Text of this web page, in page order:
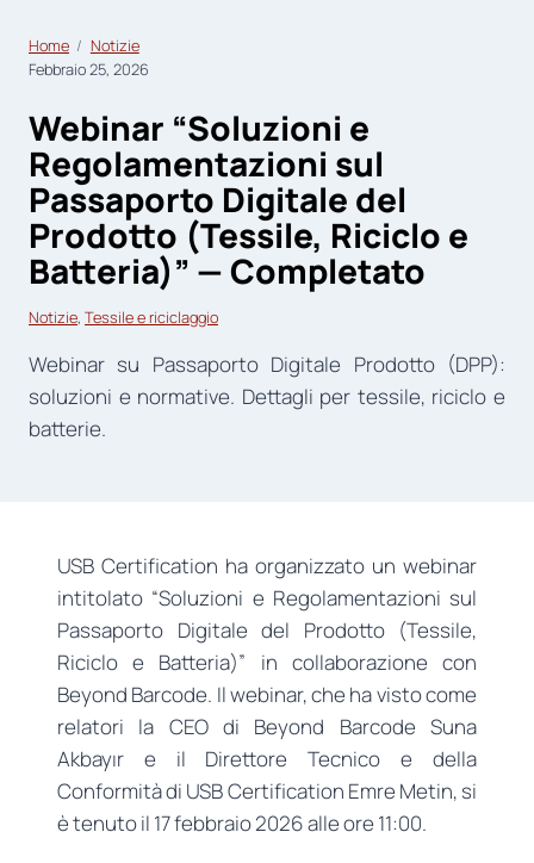
Home
Notizie
Febbraio 25, 2026
Webinar “Soluzioni e
Regolamentazioni sul
Passaporto Digitale del
Prodotto (Tessile, Riciclo e
Batteria)” — Completato
Notizie, Tessile e riciclaggio
Webinar su Passaporto Digitale Prodotto (DPP):
soluzioni e normative. Dettagli per tessile, riciclo e
batterie.
USB Certification ha organizzato un webinar
intitolato “Soluzioni e Regolamentazioni sul
Passaporto Digitale del Prodotto (Tessile,
Riciclo e Batteria)” in collaborazione con
Beyond Barcode. Il webinar, che ha visto come
relatori la CEO di Beyond Barcode Suna
Akbayır e il Direttore Tecnico e della
Conformità di USB Certification Emre Metin, si
è tenuto il 17 febbraio 2026 alle ore 11:00.